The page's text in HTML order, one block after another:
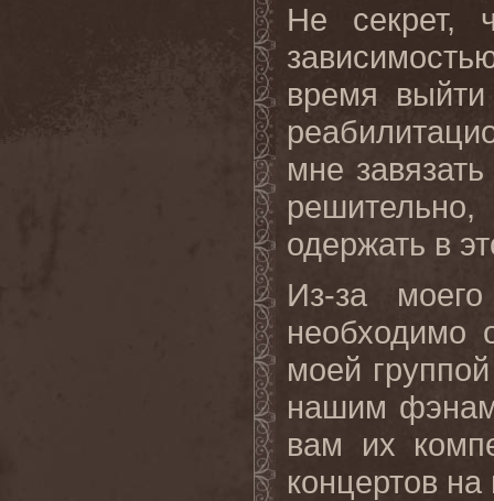
Не секрет,
время
мне
одержать в
Из-за
необходимо
моей
нашим
вам их
концертов